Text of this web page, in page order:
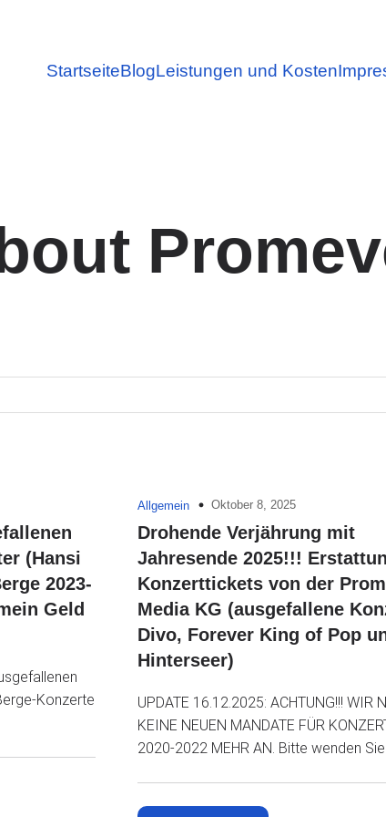
StartseiteBlogLeistungen und Kosten
(Hansi
2023-
Geld
Konzerte
Allgemein Oktober 8, 2025
Drohende Verjährung mit
Jahresende 2025!!!
Konzerttickets von der
Media KG (ausgefallene
Divo, Forever King of Pop
Hinterseer)
UPDATE 16.12.2025: ACHTUNG!!! WIR
KEINE NEUEN MANDATE FÜR
2020-2022 MEHR AN. Bitte wenden